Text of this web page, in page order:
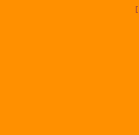
[